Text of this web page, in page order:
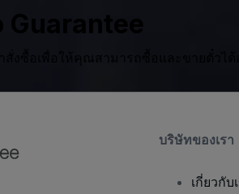
สั่งซื้อเพื่อให้คุณสามารถซื้อและขายตั๋วได้
บริษัทของเรา
เกี่ยวกับ